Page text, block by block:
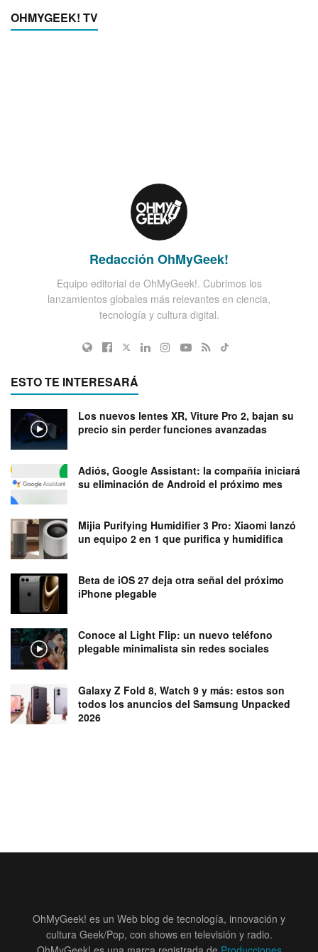
OHMYGEEK! TV
Redacción OhMyGeek!
Equipo editorial de OhMyGeek!. Cubrimos los
lanzamientos globales más relevantes en ciencia,
tecnología y cultura digital.
ESTO TE INTERESARÁ
Los nuevos lentes XR, Viture Pro 2, bajan su
precio sin perder funciones avanzadas
Adiós, Google Assistant: la compañía iniciará
su eliminación de Android el próximo mes
Mijia Purifying Humidifier 3 Pro: Xiaomi lanzó
un equipo 2 en 1 que purifica y humidifica
Beta de iOS 27 deja otra señal del próximo
iPhone plegable
Conoce al Light Flip: un nuevo teléfono
plegable minimalista sin redes sociales
Galaxy Z Fold 8, Watch 9 y más: estos son
todos los anuncios del Samsung Unpacked
2026
OhMyGeek! es un Web blog de tecnología, innovación y
cultura Geek/Pop, con shows en televisión y radio.